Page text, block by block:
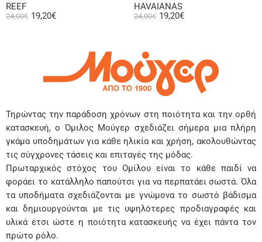
REEF
24,00€ 19,20€
HAVAIANAS
24,00€ 19,20€
Τηρώντας την παράδοση χρόνων στη ποιότητα και την ορθή
κατασκευή, ο Όμιλος Μούγερ σχεδιάζει σήμερα μια πλήρη
γκάμα υποδημάτων για κάθε ηλικία και χρήση, ακολουθώντας
τις σύγχρονες τάσεις και επιταγές της μόδας.
Πρωταρχικός στόχος του Ομίλου είναι το κάθε παιδί να
φοράει το κατάλληλο παπούτσι για να περπατάει σωστά. Όλα
τα υποδήματα σχεδιάζονται με γνώμονα το σωστό βάδισμα
και δημιουργούνται με τις υψηλότερες προδιαγραφές και
υλικά έτσι ώστε η ποιότητα κατασκευής να έχει πάντα τον
πρώτο ρόλο.